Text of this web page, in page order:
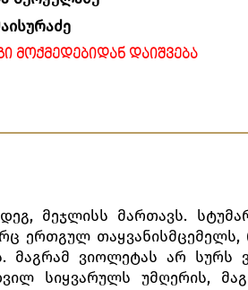
ᲛᲝᲥᲛᲔᲓᲔᲑᲘᲓᲐᲜ ᲓᲐᲘᲨᲕᲔᲑᲐ
მეჯლისს მართავს.
ერთგულ
ვიოლეტას არ სურს
სიყვარულს უმღერის,